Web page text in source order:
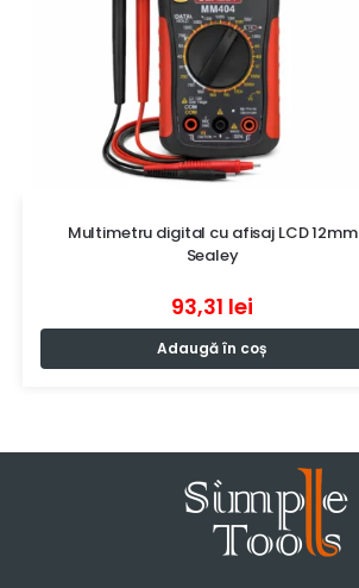
Multimetru digital cu afisaj LCD 12mm
Sealey
93,31 lei
Adaugă în coș